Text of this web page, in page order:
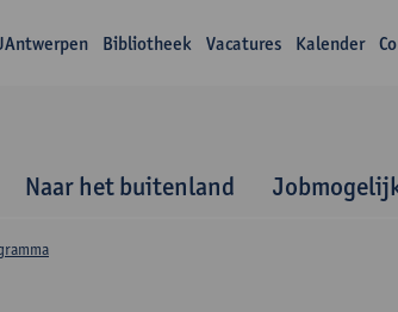
Bibliotheek Vacatures Kalender
Naar het buitenland